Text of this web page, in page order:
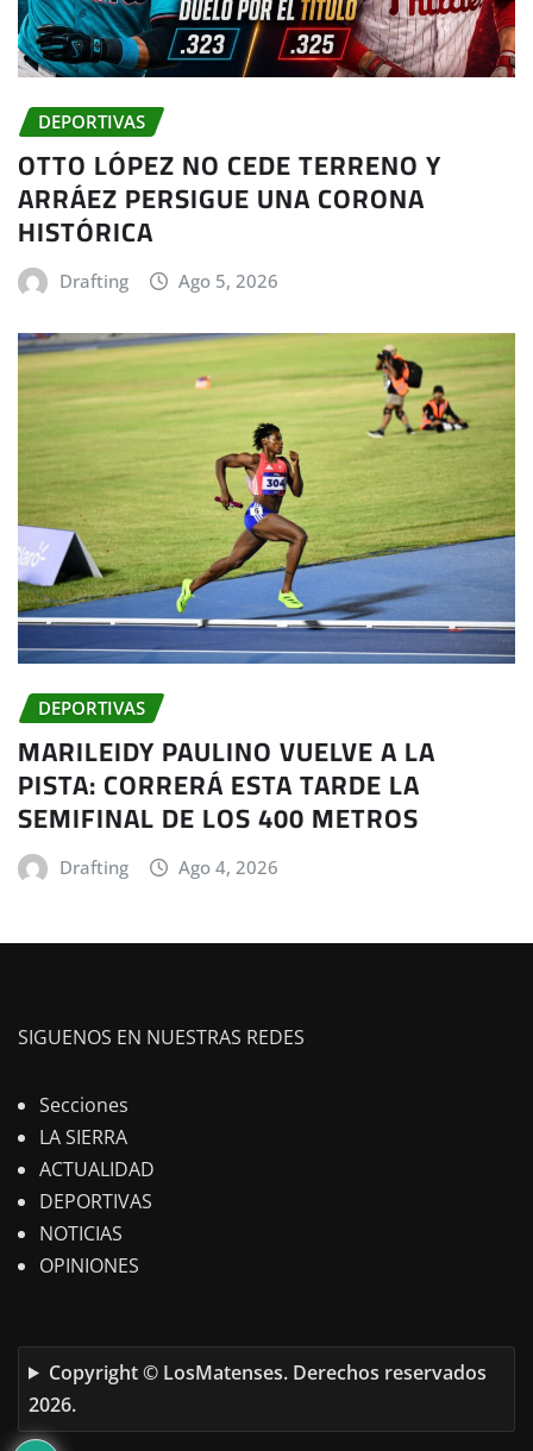
DEPORTIVAS
OTTO LÓPEZ NO CEDE TERRENO Y
ARRÁEZ PERSIGUE UNA CORONA
HISTÓRICA
Drafting Ago 5, 2026
DEPORTIVAS
MARILEIDY PAULINO VUELVE A LA
PISTA: CORRERÁ ESTA TARDE LA
SEMIFINAL DE LOS 400 METROS
Drafting Ago 4, 2026
SIGUENOS EN NUESTRAS REDES
Secciones
LA SIERRA
ACTUALIDAD
DEPORTIVAS
NOTICIAS
OPINIONES
Copyright © LosMatenses. Derechos reservados
2026.